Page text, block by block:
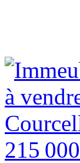
215